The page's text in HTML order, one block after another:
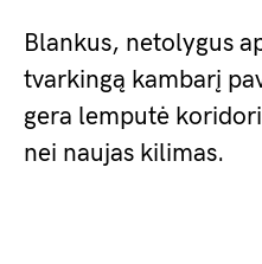
Blankus, netolygus
tvarkingą kambarį
gera lemputė
nei naujas kilimas.